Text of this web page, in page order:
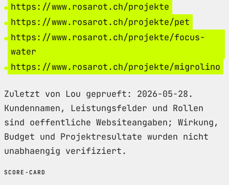
https://www.rosarot.ch/projekte
https://www.rosarot.ch/projekte/pet
https://www.rosarot.ch/projekte/focus-
water
https://www.rosarot.ch/projekte/migrolino
Zuletzt von Lou geprueft: 2026-05-28.
Kundennamen, Leistungsfelder und Rollen
sind oeffentliche Websiteangaben; Wirkung,
Budget und Projektresultate wurden nicht
unabhaengig verifiziert.
SCORE-CARD